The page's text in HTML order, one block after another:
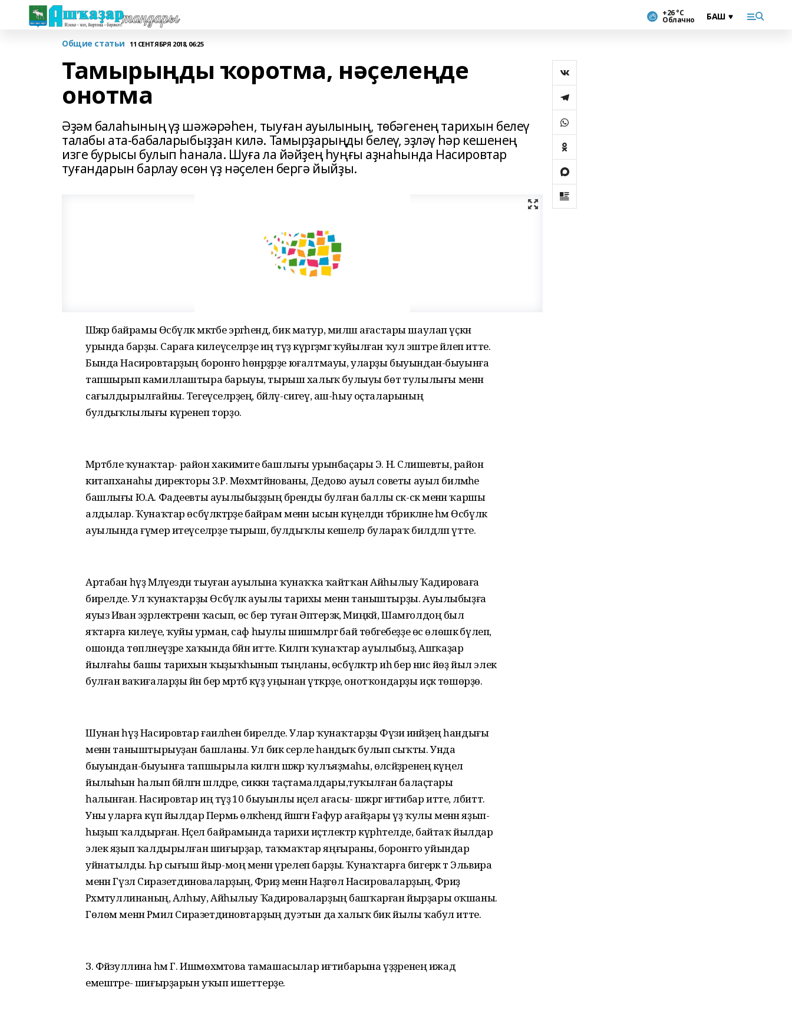
+26 °С
Облачно
Общие статьи 11 СЕНТЯБРЯ 2018, 06:25
Тамырыңды ҡоротма, нәҫелеңде
онотма
Әҙәм балаһының үҙ шәжәрәһен, тыуған ауылының, төбәгенең тарихын белеү
талабы ата-бабаларыбыҙҙан килә. Тамырҙарыңды белеү, эҙләү һәр кешенең
изге бурысы булып һанала. Шуға ла йәйҙең һуңғы аҙнаһында Насировтар
туғандарын барлау өсөн үҙ нәҫелен бергә йыйҙы.
Шәжәрә байрамы Өсбүләк мәктәбе эргәһендә, бик матур, миләш ағастары шаулап үҫкән
урында барҙы. Сараға килеүселәрҙе иң тәүҙә күргәҙмәгә ҡуйылған ҡул эштәре йәлеп итте.
Бында Насировтарҙың боронғо һөнәрҙәрҙе юғалтмауы, уларҙы быуындан-быуынға
тапшырып камиллаштыра барыуы, тырыш халыҡ булыуы бөтә тулылығы менән
сағылдырылғайны. Тегеүселәрҙең, бәйләү-сигеү, аш-һыу оҫталарының
булдыҡлылығы күренеп торҙо.
Мәртәбәле ҡунаҡтар- район хакимиәте башлығы урынбаҫары Э. Н. Сәлишевты, район
китапханаһы директоры З.Р. Мөхәмәтйәнованы, Дедово ауыл советы ауыл биләмәһе
башлығы Ю.А. Фадеевты ауылыбыҙҙың бренды булған баллы сәк-сәк менән ҡаршы
алдылар. Ҡунаҡтар өсбүләктәрҙе байрам менән ысын күңелдән тәбрикләне һәм Өсбүләк
ауылында ғүмер итеүселәрҙе тырыш, булдыҡлы кешеләр булараҡ билдәләп үтте.
Артабан һүҙ Мәләүездән тыуған ауылына ҡунаҡҡа ҡайтҡан Айһылыу Ҡадироваға
бирелде. Ул ҡунаҡтарҙы Өсбүләк ауылы тарихы менән таныштырҙы. Ауылыбыҙға
яуыз Иван эҙәрлектәренән ҡасып, өс бер туған Әптерәзәк, Миңкәй, Шамғолдоң был
яҡтарға килеүе, ҡуйы урман, саф һыулы шишмәләргә бай төбәгебеҙҙе өс өлөшкә бүлеп,
ошонда төпләнеүҙәре хаҡында бәйән итте. Килгән ҡунаҡтар ауылыбыҙ, Ашҡаҙар
йылғаһы башы тарихын ҡыҙыҡһынып тыңланы, өсбүләктәр иһә бер нисә йөҙ йыл элек
булған ваҡиғаларҙы йәнә бер мәртәбә күҙ уңынан үткәрҙе, онотҡондарҙы иҫкә төшөрҙө.
Шунан һүҙ Насировтар ғаиләһенә бирелде. Улар ҡунаҡтарҙы Фәүзиә инәйҙең һандығы
менән таныштырыуҙан башланы. Ул бик серле һандыҡ булып сыҡты. Унда
быуындан-быуынға тапшырыла килгән шәжәрә ҡулъяҙмаһы, өләсәйҙәренең күңел
йылыһын һалып бәйләгән шәлдәре, сиккән таҫтамалдары,туҡылған балаҫтары
һалынған. Насировтар иң тәүҙә 10 быуынлы нәҫел ағасы- шәжәрәгә иғтибар итте, әлбиттә.
Уны уларға күп йылдар Пермь өлкәһендә йәшәгән Ғафур ағайҙары үҙ ҡулы менән яҙып-
һыҙып ҡалдырған. Нәҫел байрамында тарихи иҫтәлектәр күрһәтелде, байтаҡ йылдар
элек яҙып ҡалдырылған шиғырҙар, таҡмаҡтар яңғыраны, боронғго уйындар
уйнатылды. Һәр сығыш йыр-моң менән үрелеп барҙы. Ҡунаҡтарға бигерәк тә Эльвира
менән Гүзәл Сиразетдиноваларҙың, Фәриҙә менән Наҙгөл Насироваларҙың, Фәриҙә
Рәхмәтуллинаның, Алһыу, Айһылыу Ҡадироваларҙың башҡарған йырҙары оҡшаны.
Гөлөм менән Рәмил Сиразетдиновтарҙың дуэтын да халыҡ бик йылы ҡабул итте.
З. Фәйзуллина һәм Г. Ишмөхәмәтова тамашасылар иғтибарына үҙҙәренең ижад
емештәре- шиғырҙарын уҡып ишеттерҙе.